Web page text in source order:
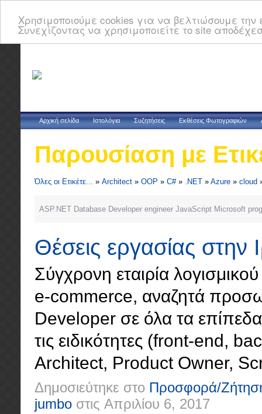
Χρησιμοποιούμε cookies για να βελτιώσουμε
Συνεχίζοντας να χρησιμοποιείτε το site
Αρχική σελίδα Ιστολόγια Συζητήσεις Εκθέσεις Φωτογραφιών
Παρουσίαση με
Όλες οι Ετικέτε... » Architect » OOP » C#» .NET » Azure » cloud
ASP.NET Database Developer engineer JavaScript Microsoft
Θέσεις εργασίας στην
Σύγχρονη εταιρία
e-commerce, αναζητά
Developer σε όλα τα
τις ειδικότητες (front-end,
Architect, Product Owner,
Δημοσιεύτηκε στο Προσφορά/
jumbo στις Απριλίου 6, 2017